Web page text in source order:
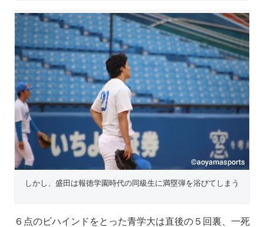
しかし、盛田は報徳学園時代の同級生に満塁弾を浴びてしまう
６点のビハインドをとった青学大は直後の５回裏、一死